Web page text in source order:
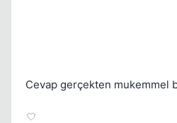
Cevap gerçekten mukemmel